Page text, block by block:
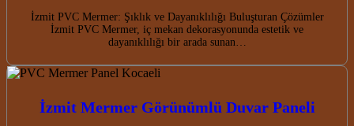
İzmit PVC Mermer: Şıklık ve Dayanıklılığı Buluşturan Çözümler
İzmit PVC Mermer, iç mekan dekorasyonunda estetik ve
dayanıklılığı bir arada sunan…
İzmit Mermer Görünümlü Duvar Paneli